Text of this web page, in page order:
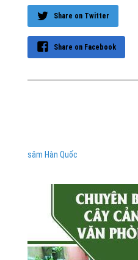
Share on Twitter
Share on Facebook
sâm Hàn Quốc